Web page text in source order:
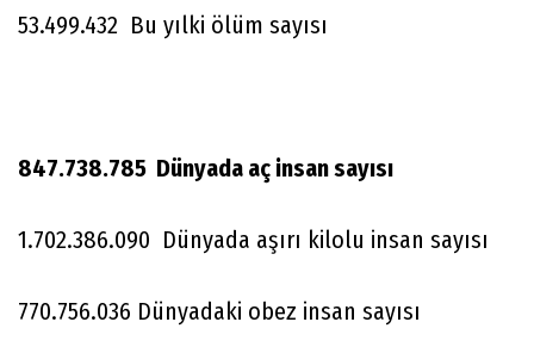
53.499.432 Bu yılki ölüm sayısı
847.738.785 Dünyada aç insan sayısı
1.702.386.090 Dünyada aşırı kilolu insan sayısı
770.756.036 Dünyadaki obez insan sayısı